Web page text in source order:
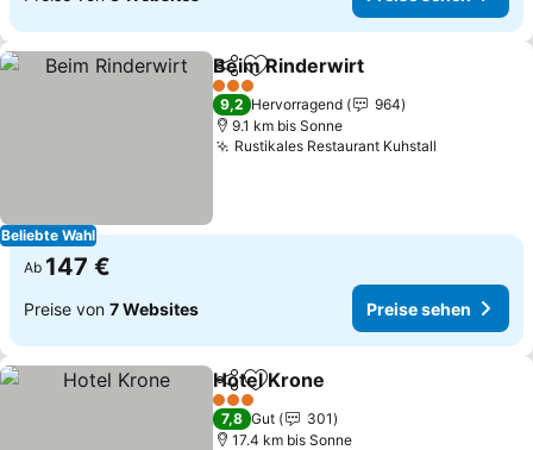
Beliebte Wahl
TeilenZu Favoriten hinzufügen
Beim Rinderwirt
3 Sterne
9,2 Hervorragend
964
9.1 km bis Sonne
Rustikales Restaurant Kuhstall
Ab 147 €
Preise von 7 Websites Preise sehen
TeilenZu Favoriten hinzufügen
Hotel Krone
3 Sterne
7,8 Gut
301
17.4 km bis Sonne